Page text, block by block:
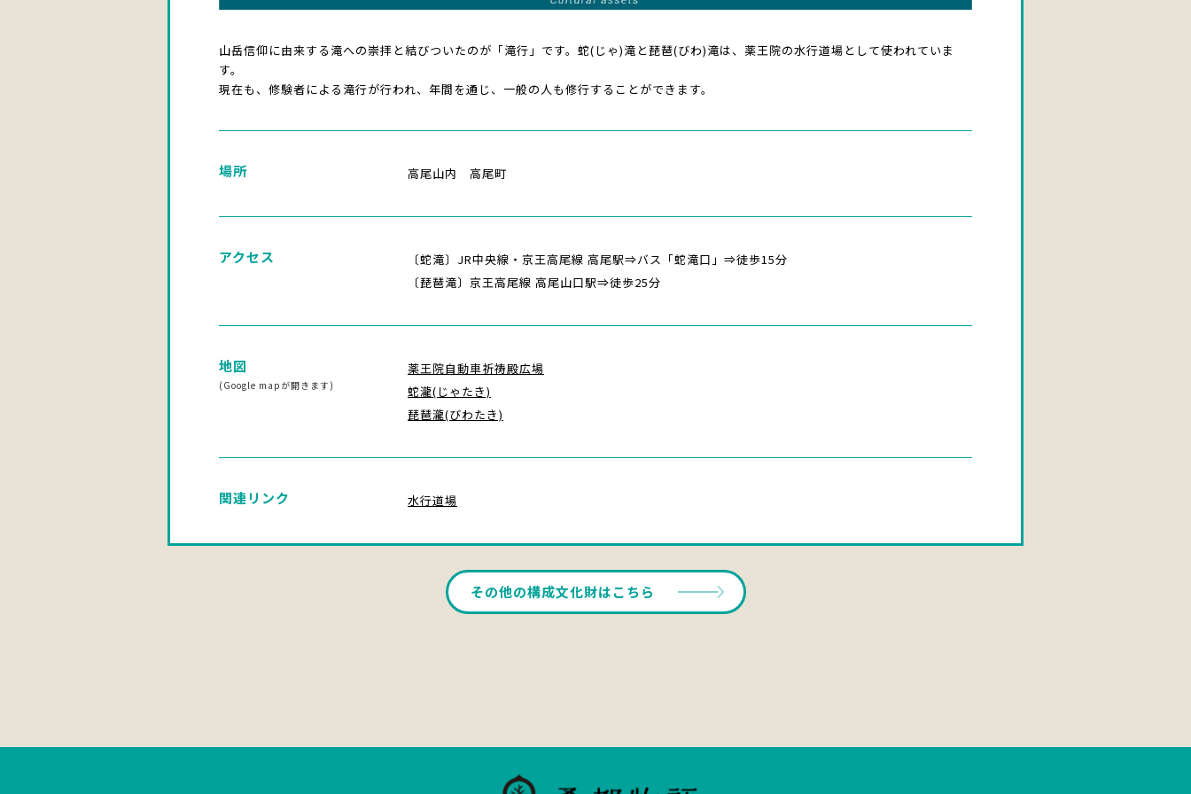
山岳信仰に由来する滝への崇拝と結びついたのが「滝行」です。蛇(じゃ)滝と琵琶(びわ)滝は、薬王院の水行道場として使われていま
す。
現在も、修験者による滝行が行われ、年間を通じ、一般の人も修行することができます。
場所 高尾山内 高尾町
アクセス
〔蛇滝〕JR中央線・京王高尾線 高尾駅⇒バス「蛇滝口」⇒徒歩15分
〔琵琶滝〕京王高尾線 高尾山口駅⇒徒歩25分
地図
(Google mapが開きます)
薬王院自動車祈祷殿広場
蛇瀧(じゃたき)
琵琶瀧(びわたき)
関連リンク 水行道場
その他の構成文化財はこちら